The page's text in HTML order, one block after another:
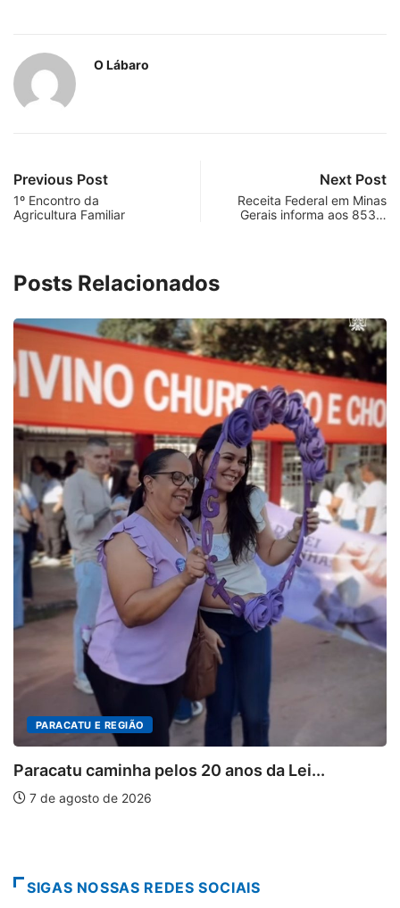
O Lábaro
Previous Post
1º Encontro da
Agricultura Familiar
Next Post
Receita Federal em Minas
Gerais informa aos 853…
Posts Relacionados
PARACATU E REGIÃO
Paracatu caminha pelos 20 anos da Lei...
7 de agosto de 2026
SIGAS NOSSAS REDES SOCIAIS